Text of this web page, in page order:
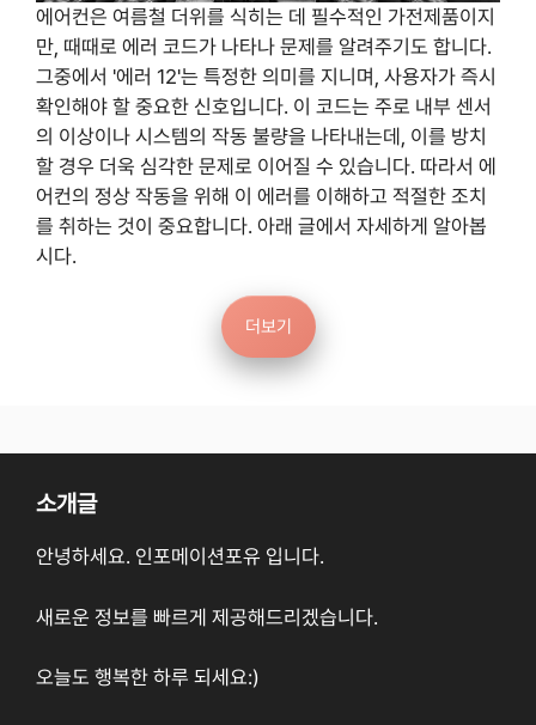
에어컨은 여름철 더위를 식히는 데 필수적인 가전제품이지
만, 때때로 에러 코드가 나타나 문제를 알려주기도 합니다.
그중에서 '에러 12'는 특정한 의미를 지니며, 사용자가 즉시
확인해야 할 중요한 신호입니다. 이 코드는 주로 내부 센서
의 이상이나 시스템의 작동 불량을 나타내는데, 이를 방치
할 경우 더욱 심각한 문제로 이어질 수 있습니다. 따라서 에
어컨의 정상 작동을 위해 이 에러를 이해하고 적절한 조치
를 취하는 것이 중요합니다. 아래 글에서 자세하게 알아봅
시다.
더보기
소개글
안녕하세요. 인포메이션포유 입니다.
새로운 정보를 빠르게 제공해드리겠습니다.
오늘도 행복한 하루 되세요:)